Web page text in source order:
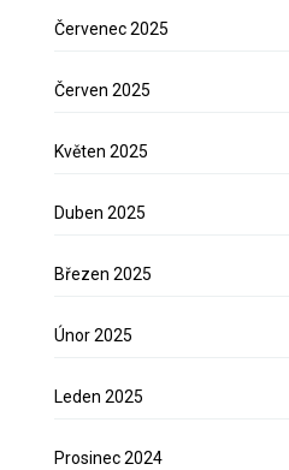
Červenec 2025
Červen 2025
Květen 2025
Duben 2025
Březen 2025
Únor 2025
Leden 2025
Prosinec 2024